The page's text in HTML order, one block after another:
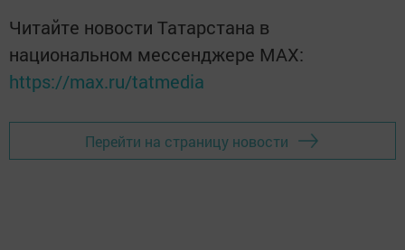
Читайте новости Татарстана в
национальном мессенджере MАХ:
https://max.ru/tatmedia
Перейти на страницу новости